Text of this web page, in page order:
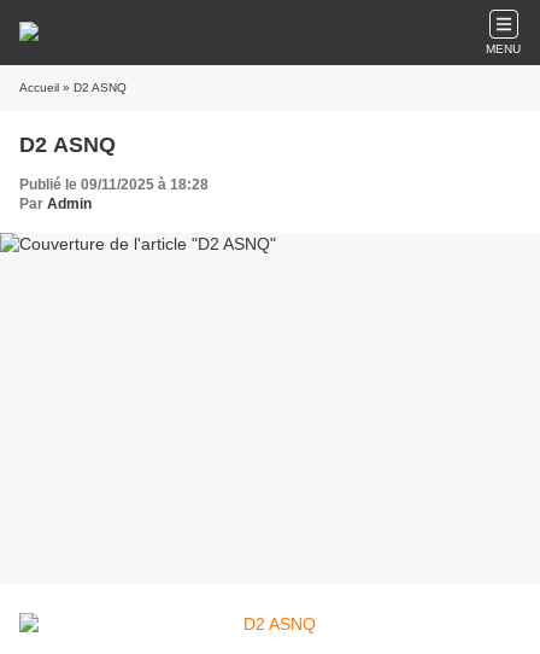
MENU
Accueil » D2 ASNQ
D2 ASNQ
Publié le 09/11/2025 à 18:28
Par Admin